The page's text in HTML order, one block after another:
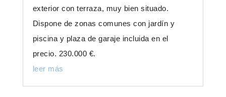
exterior con terraza, muy bien situado.
Dispone de zonas comunes con jardín y
piscina y plaza de garaje incluida en el
precio. 230.000 €.
leer más